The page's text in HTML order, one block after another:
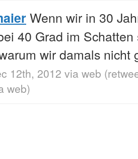
Wenn wir in 30
40 Grad im
wir damals nicht
12th, 2012 via web
web)